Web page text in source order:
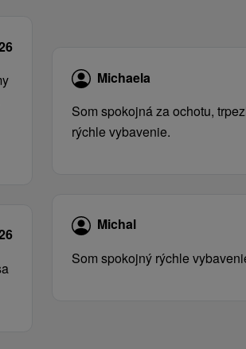
Michaela
Som spokojná za ochotu,
rýchle vybavenie.
Michal
Som spokojný rýchle